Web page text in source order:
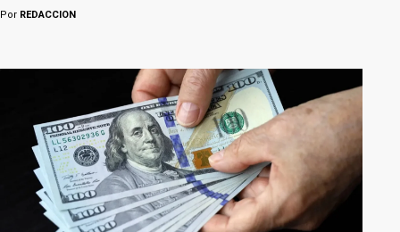
Por REDACCION